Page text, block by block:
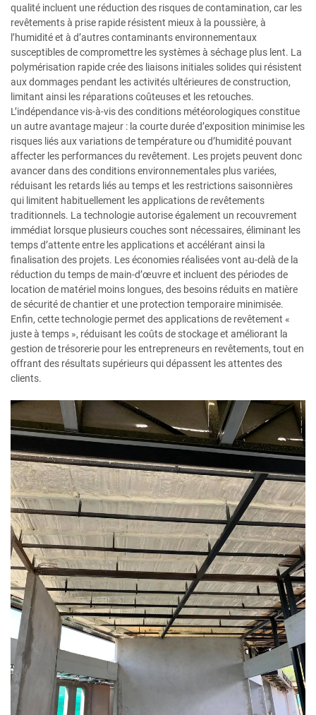
qualité incluent une réduction des risques de contamination, car les
revêtements à prise rapide résistent mieux à la poussière, à
l’humidité et à d’autres contaminants environnementaux
susceptibles de compromettre les systèmes à séchage plus lent. La
polymérisation rapide crée des liaisons initiales solides qui résistent
aux dommages pendant les activités ultérieures de construction,
limitant ainsi les réparations coûteuses et les retouches.
L’indépendance vis-à-vis des conditions météorologiques constitue
un autre avantage majeur : la courte durée d’exposition minimise les
risques liés aux variations de température ou d’humidité pouvant
affecter les performances du revêtement. Les projets peuvent donc
avancer dans des conditions environnementales plus variées,
réduisant les retards liés au temps et les restrictions saisonnières
qui limitent habituellement les applications de revêtements
traditionnels. La technologie autorise également un recouvrement
immédiat lorsque plusieurs couches sont nécessaires, éliminant les
temps d’attente entre les applications et accélérant ainsi la
finalisation des projets. Les économies réalisées vont au-delà de la
réduction du temps de main-d’œuvre et incluent des périodes de
location de matériel moins longues, des besoins réduits en matière
de sécurité de chantier et une protection temporaire minimisée.
Enfin, cette technologie permet des applications de revêtement «
juste à temps », réduisant les coûts de stockage et améliorant la
gestion de trésorerie pour les entrepreneurs en revêtements, tout en
offrant des résultats supérieurs qui dépassent les attentes des
clients.